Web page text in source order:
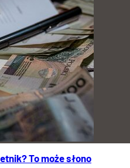
To może słono